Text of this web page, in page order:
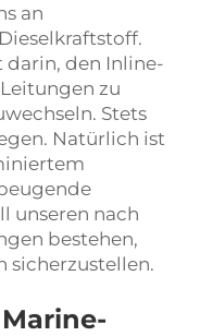
an
darin, den Inline-
zu
Stets
Natürlich ist
unseren nach
bestehen,
sicherzustellen.